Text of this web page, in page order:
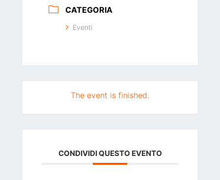
CATEGORIA
Eventi
The event is finished.
CONDIVIDI QUESTO EVENTO